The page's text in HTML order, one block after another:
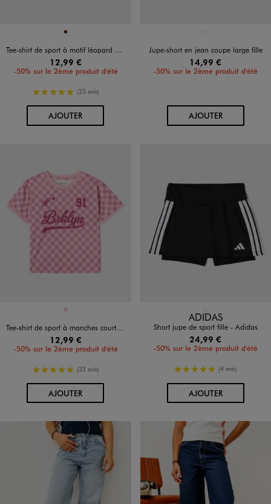
Disponible en 1 coloris
MARRON
Tee-shirt de sport à motif léopard fille
12,99 €
-50% sur le 2ème produit d'été
5/5 de moyenne
(23 avis)
AJOUTERAU PANIER
Jupe-short en jean coupe large fille
14,99 €
-50% sur le 2ème produit d'été
AJOUTERAU PANIER
Disponible en 1 coloris
Tee-shirt de sport à manches courtes fille
12,99 €
-50% sur le 2ème produit d'été
5/5 de moyenne
(33 avis)
AJOUTERAU PANIER
Disponible en 1 coloris
ADIDAS
Short jupe de sport fille - Adidas
24,99 €
-50% sur le 2ème produit d'été
5/5 de moyenne
(4 avis)
AJOUTERAU PANIER